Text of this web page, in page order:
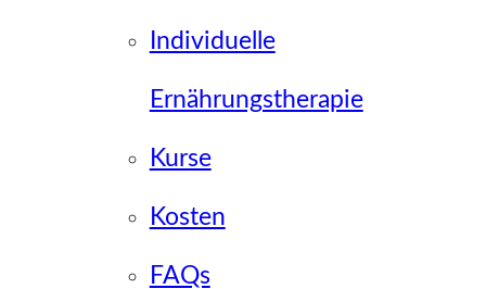
Individuelle
Ernährungstherapie
Kurse
Kosten
FAQs